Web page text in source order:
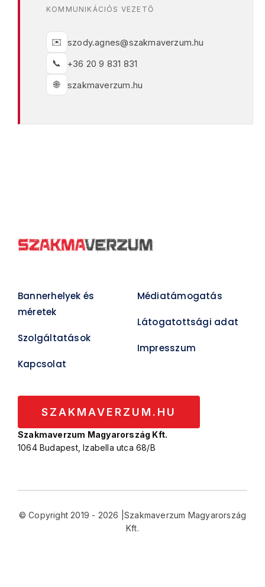
KOMMUNIKÁCIÓS VEZETŐ
✉️ szody.agnes@szakmaverzum.hu
📞 +36 20 9 831 831
🌐 szakmaverzum.hu
Bannerhelyek és
méretek
Szolgáltatások
Kapcsolat
Médiatámogatás
Látogatottsági adat
Impresszum
SZAKMAVERZUM.HU
Szakmaverzum Magyarország Kft.
1064 Budapest, Izabella utca 68/B
© Copyright 2019 - 2026 |Szakmaverzum Magyarország
Kft.